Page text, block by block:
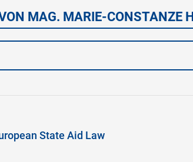
MAG. MARIE-CONSTANZE
State Aid Law